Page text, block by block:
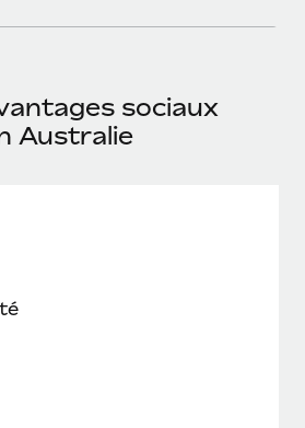
sociaux
Australie